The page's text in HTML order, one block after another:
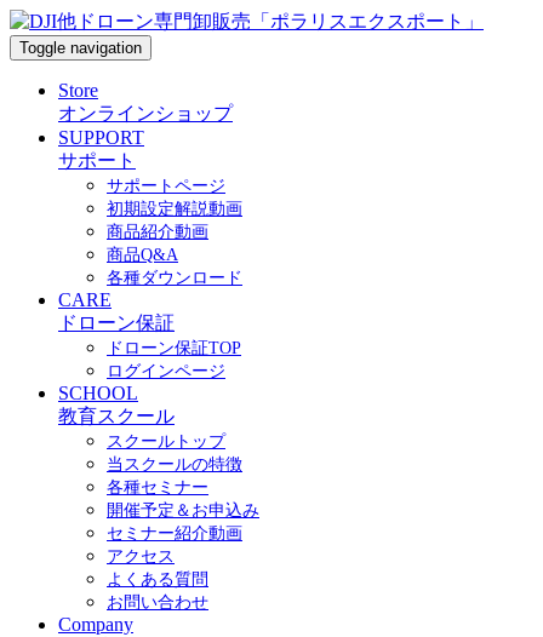
Toggle navigation
Store
オンラインショップ
SUPPORT
サポート
サポートページ
初期設定解説動画
商品紹介動画
商品Q&A
各種ダウンロード
CARE
ドローン保証
ドローン保証TOP
ログインページ
SCHOOL
教育スクール
スクールトップ
当スクールの特徴
各種セミナー
開催予定＆お申込み
セミナー紹介動画
アクセス
よくある質問
お問い合わせ
Company